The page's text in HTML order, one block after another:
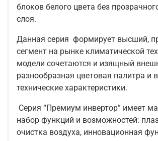
блоков белого цвета без
слоя.
Данная серия формирует высший,
сегмент на рынке климатической
модели сочетаются и изящный
разнообразная цветовая палитра и
технические характеристики.
Серия “Премиум инвертор” имеет
набор функций и возможностей:
очистка воздуха, инновационная